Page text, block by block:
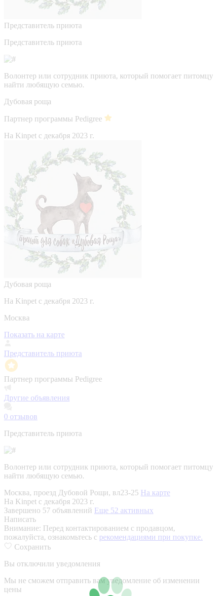
Представитель приюта
Представитель приюта
Волонтер или сотрудник приюта, который помогает питомцу
найти любящую семью.
Дубовая роща
Партнер программы Pedigree
На Kinpet c декабря 2023 г.
Дубовая роща
На Kinpet c декабря 2023 г.
Москва
Показать на карте
Представитель приюта
Партнер программы Pedigree
Другие объявления
0 отзывов
Представитель приюта
Волонтер или сотрудник приюта, который помогает питомцу
найти любящую семью.
Москва, проезд Дубовой Рощи, вл23-25 На карте
На Kinpet c декабря 2023 г.
Завершено 57 объявлений Еще 52 активных
Написать
Внимание: Перед контактированием с продавцом,
пожалуйста, ознакомьтесь с рекомендациями при покупке.
Сохранить
Вы отключили уведомления
Мы не сможем отправить вам уведомление об изменении
цены